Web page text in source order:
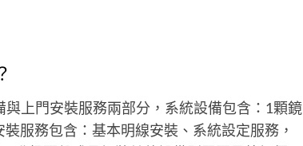
上門安裝服務兩部分，系統設備包含：1顆鏡
服務包含：基本明線安裝、系統設定服務，